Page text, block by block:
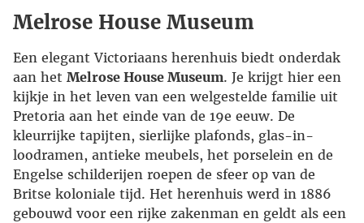
Melrose House Museum
Een elegant Victoriaans herenhuis biedt onderdak
aan het Melrose House Museum. Je krijgt hier een
kijkje in het leven van een welgestelde familie uit
Pretoria aan het einde van de 19e eeuw. De
kleurrijke tapijten, sierlijke plafonds, glas-in-
loodramen, antieke meubels, het porselein en de
Engelse schilderijen roepen de sfeer op van de
Britse koloniale tijd. Het herenhuis werd in 1886
gebouwd voor een rijke zakenman en geldt als een